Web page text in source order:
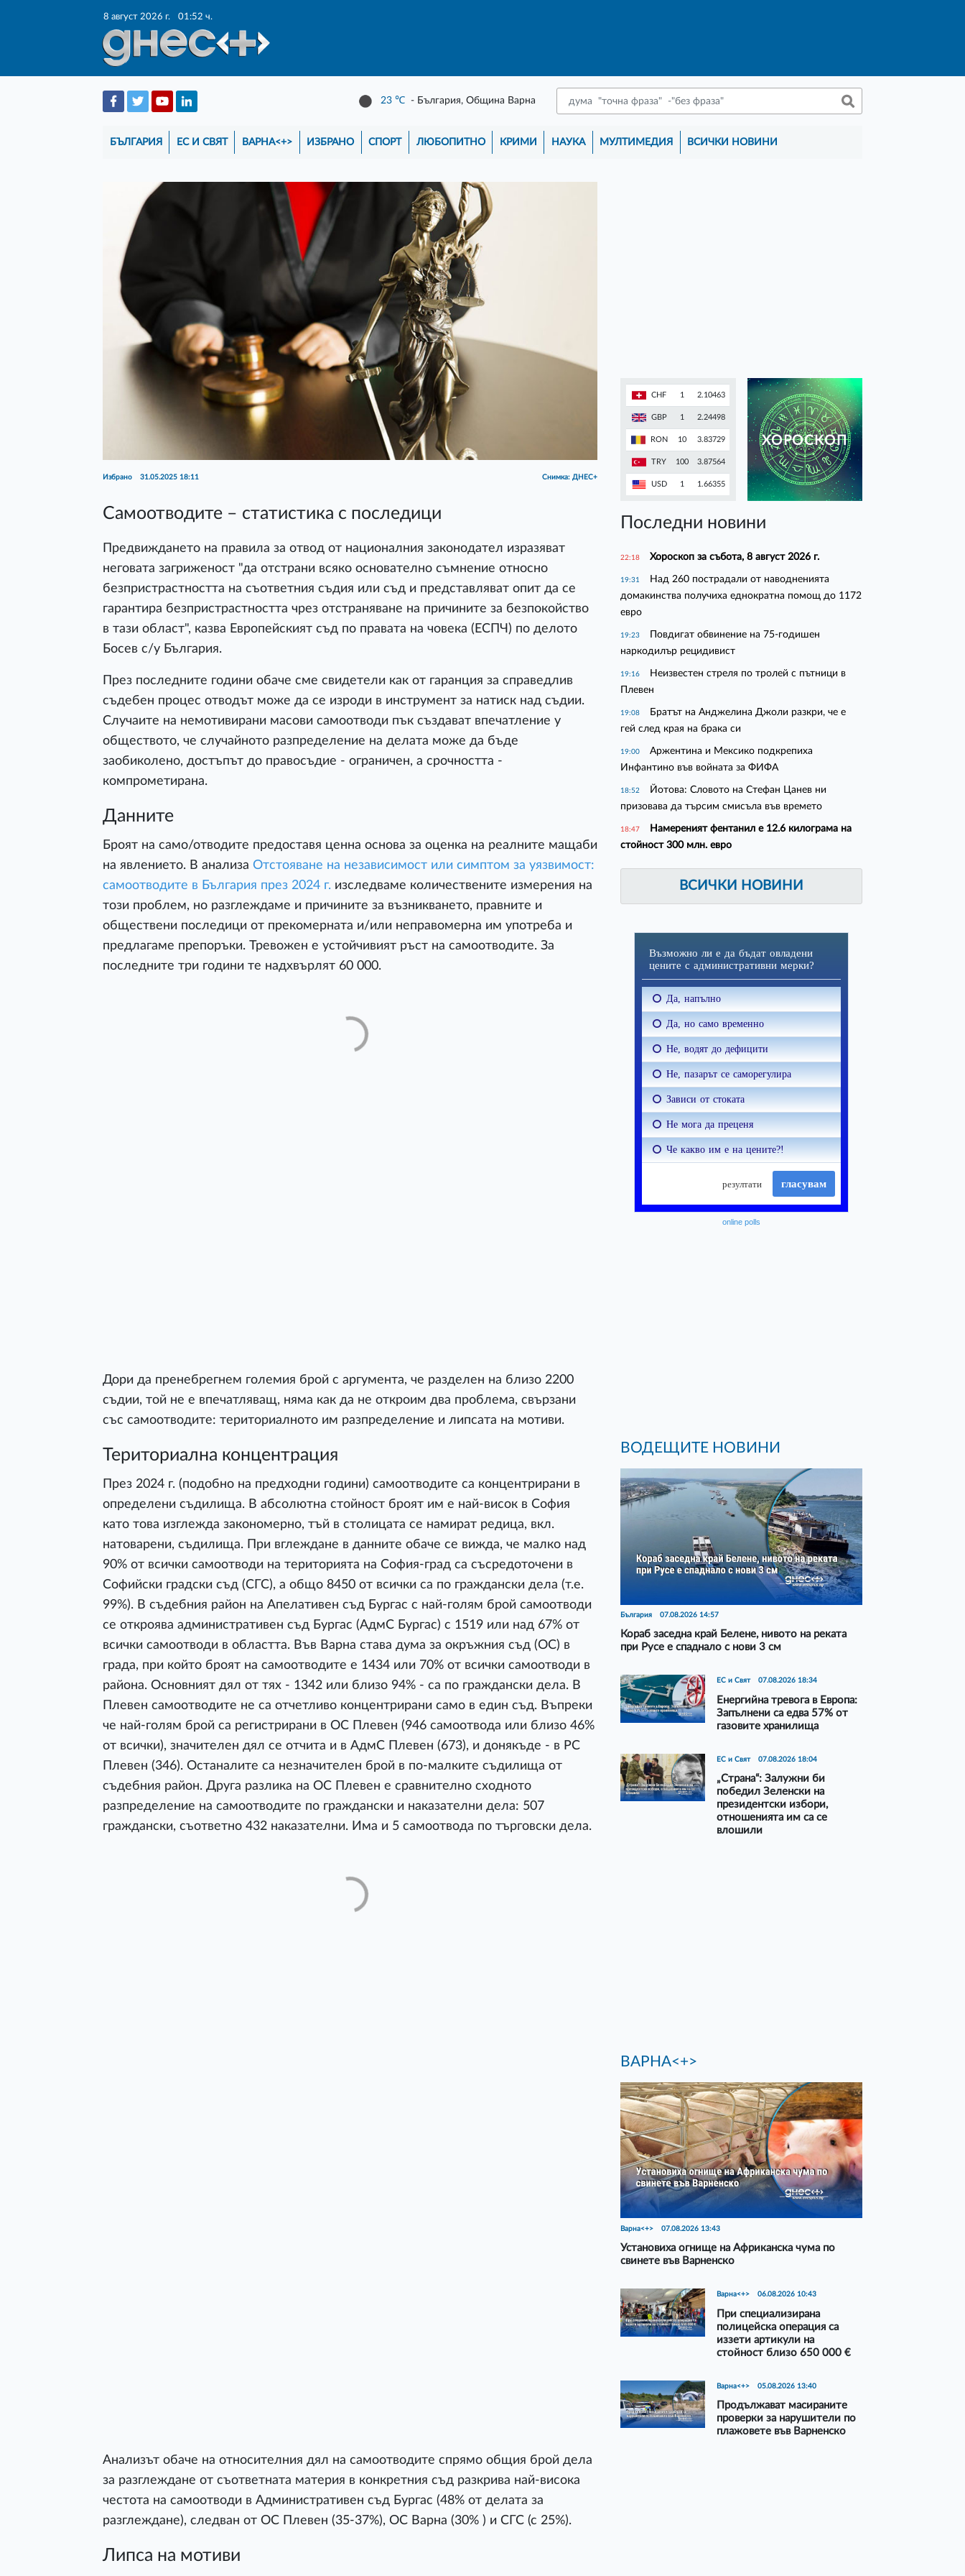
8 август 2026 г. 01:52 ч.
23 ℃ - България, Община Варна
БЪЛГАРИЯ ЕС И СВЯТ ВАРНА<+> ИЗБРАНО СПОРТ ЛЮБОПИТНО КРИМИ НАУКА МУЛТИМЕДИЯ ВСИЧКИ НОВИНИ
Избрано 31.05.2025 18:11 Снимка: ДНЕС+
Самоотводите – статистика с последици
Предвиждането на правила за отвод от националния законодател изразяват
неговата загриженост "да отстрани всяко основателно съмнение относно
безпристрастността на съответния съдия или съд и представляват опит да се
гарантира безпристрастността чрез отстраняване на причините за безпокойство
в тази област", казва Европейският съд по правата на човека (ЕСПЧ) по делото
Босев с/у България.
През последните години обаче сме свидетели как от гаранция за справедлив
съдебен процес отводът може да се изроди в инструмент за натиск над съдии.
Случаите на немотивирани масови самоотводи пък създават впечатление у
обществото, че случайното разпределение на делата може да бъде
заобиколено, достъпът до правосъдие - ограничен, а срочността -
компрометирана.
Данните
Броят на само/отводите предоставя ценна основа за оценка на реалните мащаби
на явлението. В анализа Отстояване на независимост или симптом за уязвимост:
самоотводите в България през 2024 г. изследваме количествените измерения на
този проблем, но разглеждаме и причините за възникването, правните и
обществени последици от прекомерната и/или неправомерна им употреба и
предлагаме препоръки. Тревожен е устойчивият ръст на самоотводите. За
последните три години те надхвърлят 60 000.
Дори да пренебрегнем големия брой с аргумента, че разделен на близо 2200
съдии, той не е впечатляващ, няма как да не откроим два проблема, свързани
със самоотводите: териториалното им разпределение и липсата на мотиви.
Териториална концентрация
През 2024 г. (подобно на предходни години) самоотводите са концентрирани в
определени съдилища. В абсолютна стойност броят им е най-висок в София
като това изглежда закономерно, тъй в столицата се намират редица, вкл.
натоварени, съдилища. При вглеждане в данните обаче се вижда, че малко над
90% от всички самоотводи на територията на София-град са съсредоточени в
Софийски градски съд (СГС), а общо 8450 от всички са по граждански дела (т.е.
99%). В съдебния район на Апелативен съд Бургас с най-голям брой самоотводи
се откроява административен съд Бургас (АдмС Бургас) с 1519 или над 67% от
всички самоотводи в областта. Във Варна става дума за окръжния съд (ОС) в
града, при който броят на самоотводите е 1434 или 70% от всички самоотводи в
района. Основният дял от тях - 1342 или близо 94% - са по граждански дела. В
Плевен самоотводите не са отчетливо концентрирани само в един съд. Въпреки
че най-голям брой са регистрирани в ОС Плевен (946 самоотвода или близо 46%
от всички), значителен дял се отчита и в АдмС Плевен (673), и донякъде - в РС
Плевен (346). Останалите са незначителен брой в по-малките съдилища от
съдебния район. Друга разлика на ОС Плевен е сравнително сходното
разпределение на самоотводите по граждански и наказателни дела: 507
граждански, съответно 432 наказателни. Има и 5 самоотвода по търговски дела.
Анализът обаче на относителния дял на самоотводите спрямо общия брой дела
за разглеждане от съответната материя в конкретния съд разкрива най-висока
честота на самоотводи в Административен съд Бургас (48% от делата за
разглеждане), следван от ОС Плевен (35-37%), ОС Варна (30% ) и СГС (с 25%).
Липса на мотиви
CHF 1 2.10463
GBP 1 2.24498
RON 10 3.83729
TRY 100 3.87564
USD 1 1.66355
ХОРОСКОП
Последни новини
22:18 Хороскоп за събота, 8 август 2026 г.
19:31
Над 260 пострадали от наводненията
домакинства получиха еднократна помощ до 1172
евро
19:23
Повдигат обвинение на 75-годишен
наркодилър рецидивист
19:16
Неизвестен стреля по тролей с пътници в
Плевен
19:08
Братът на Анджелина Джоли разкри, че е
гей след края на брака си
19:00
Аржентина и Мексико подкрепиха
Инфантино във войната за ФИФА
18:52
Йотова: Словото на Стефан Цанев ни
призовава да търсим смисъла във времето
18:47
Намереният фентанил е 12.6 килограма на
стойност 300 млн. евро
ВСИЧКИ НОВИНИ
online polls
ВОДЕЩИТЕ НОВИНИ
България 07.08.2026 14:57
Кораб заседна край Белене, нивото на реката
при Русе е спаднало с нови 3 см
ЕС и Свят 07.08.2026 18:34
Енергийна тревога в Европа:
Запълнени са едва 57% от
газовите хранилища
ЕС и Свят 07.08.2026 18:04
„Страна“: Залужни би
победил Зеленски на
президентски избори,
отношенията им са се
влошили
ВАРНА<+>
Варна<+> 07.08.2026 13:43
Установиха огнище на Африканска чума по
свинете във Варненско
Варна<+> 06.08.2026 10:43
При специализирана
полицейска операция са
иззети артикули на
стойност близо 650 000 €
Варна<+> 05.08.2026 13:40
Продължават масираните
проверки за нарушители по
плажовете във Варненско